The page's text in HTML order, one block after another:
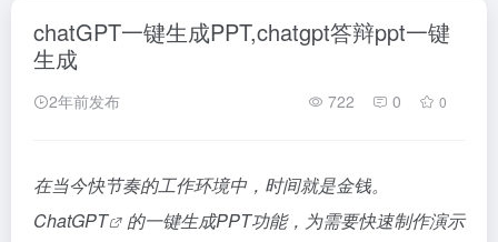
chatGPT一键生成PPT,chatgpt答辩ppt一键
生成
2年前发布 722 0 0
在当今快节奏的工作环境中，时间就是金钱。
ChatGPT
的一键生成PPT功能，为需要快速制作演示